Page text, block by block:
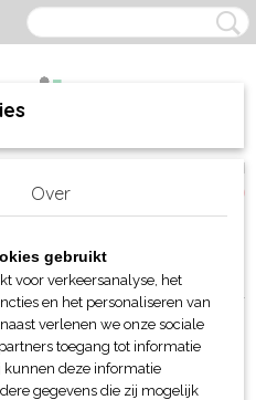
(0)
Toys - Knuffels
Leif sleutelhanger
Over
gebruikt
voor verkeersanalyse, het
en het personaliseren van
verlenen we onze sociale
toegang tot informatie
kunnen deze informatie
gegevens die zij mogelijk